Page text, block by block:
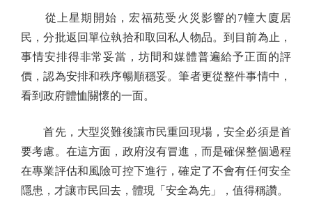
從上星期開始，宏福苑受火災影響的7幢大廈居
民，分批返回單位執拾和取回私人物品。到目前為止，
事情安排得非常妥當，坊間和媒體普遍給予正面的評
價，認為安排和秩序暢順穩妥。筆者更從整件事情中，
看到政府體恤關懷的一面。
首先，大型災難後讓市民重回現場，安全必須是首
要考慮。在這方面，政府沒有冒進，而是確保整個過程
在專業評估和風險可控下進行，確定了不會有任何安全
隱患，才讓市民回去，體現「安全為先」，值得稱讚。